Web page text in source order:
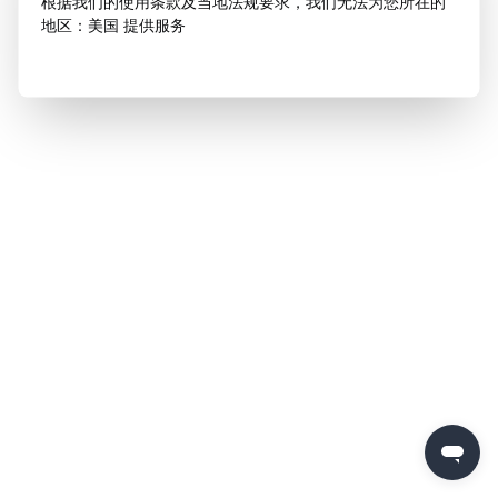
地区：美国 提供服务